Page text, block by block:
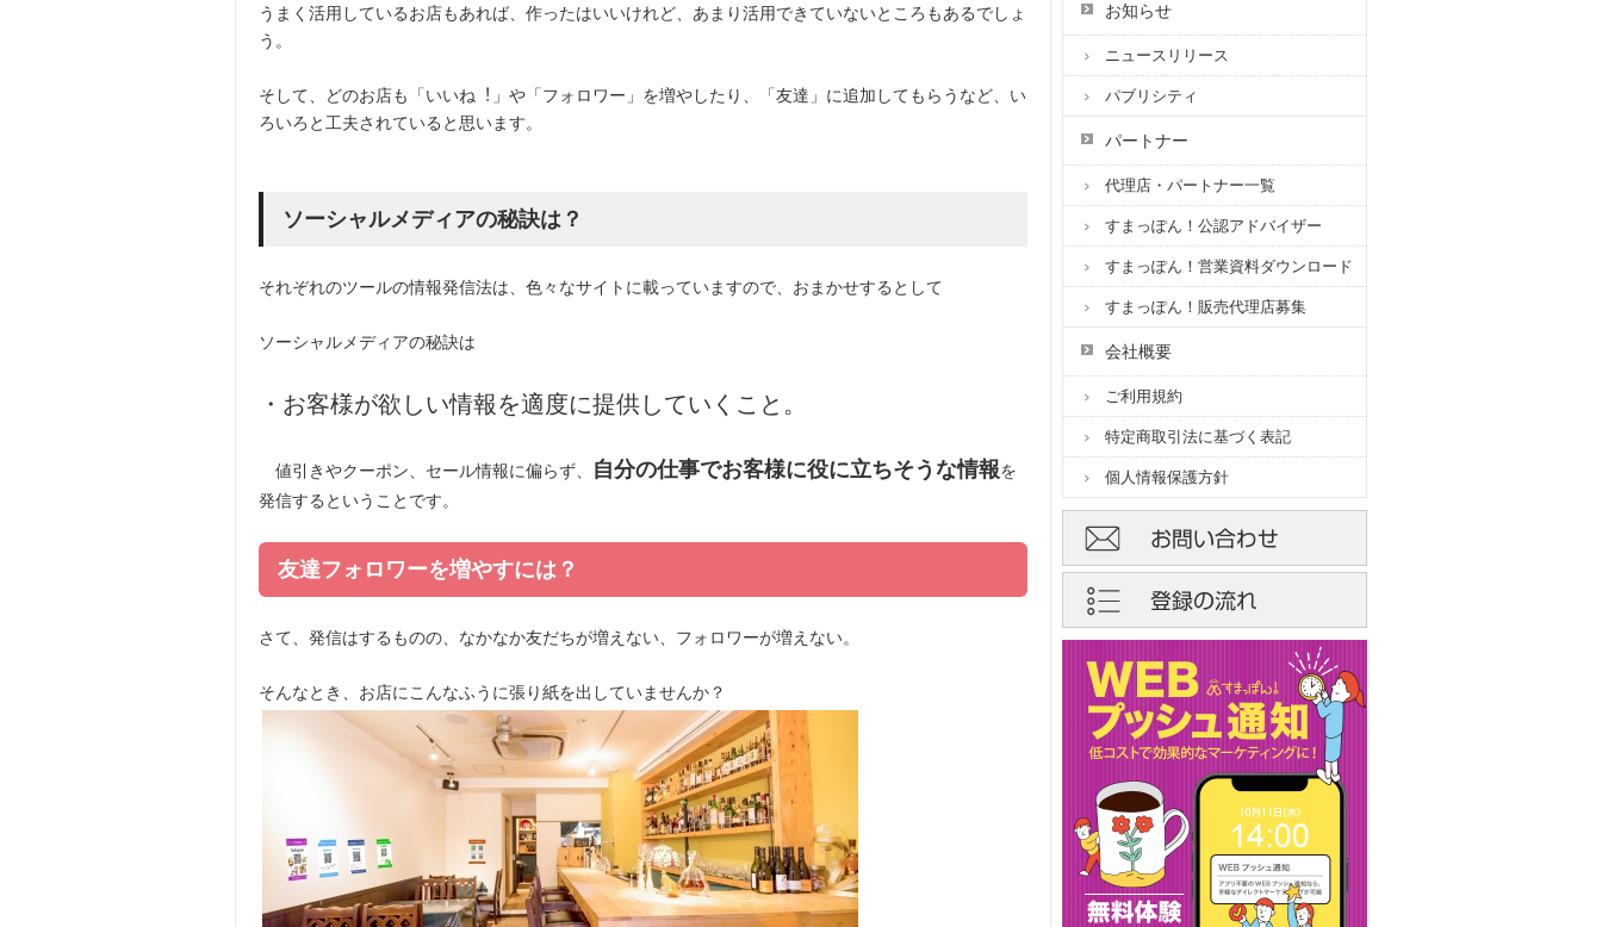
うまく活用しているお店もあれば、作ったはいいけれど、あまり活用できていないところもあるでしょ
う。
そして、どのお店も「いいね︕」や「フォロワー」を増やしたり、「友達」に追加してもらうなど、い
ろいろと工夫されていると思います。
ソーシャルメディアの秘訣は？
それぞれのツールの情報発信法は、色々なサイトに載っていますので、おまかせするとして
ソーシャルメディアの秘訣は
・お客様が欲しい情報を適度に提供していくこと。
値引きやクーポン、セール情報に偏らず、 自分の仕事でお客様に役に立ちそうな情報を
発信するということです。
友達フォロワーを増やすには？
さて、発信はするものの、なかなか友だちが増えない、フォロワーが増えない。
そんなとき、お店にこんなふうに張り紙を出していませんか？
お知らせ
ニュースリリース
パブリシティ
パートナー
代理店・パートナー一覧
すまっぽん！公認アドバイザー
すまっぽん！営業資料ダウンロード
すまっぽん！販売代理店募集
会社概要
ご利用規約
特定商取引法に基づく表記
個人情報保護方針